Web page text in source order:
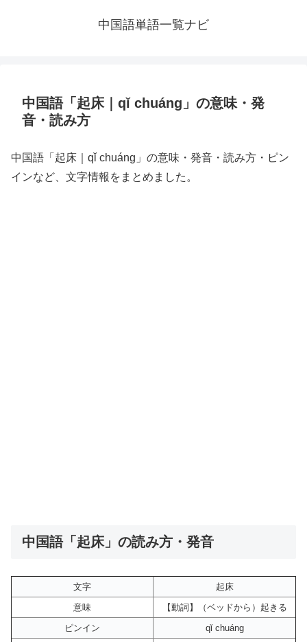
中国語単語一覧ナビ
中国語「起床｜qǐ chuáng」の意味・発
音・読み方
中国語「起床｜qǐ chuáng」の意味・発音・読み方・ピン
インなど、文字情報をまとめました。
中国語「起床」の読み方・発音
文字
起床
意味
【動詞】（ベッドから）起きる
ピンイン
qǐ chuáng